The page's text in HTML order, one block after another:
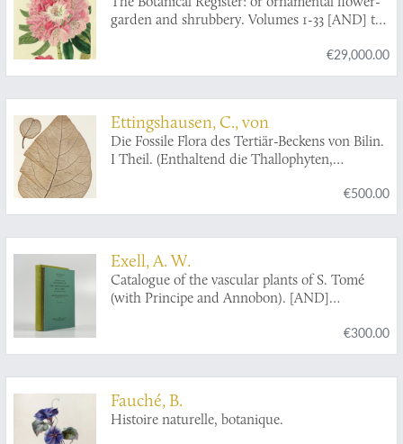
garden and shrubbery. Volumes 1-33 [AND] the
index and sketch of the vegetation of the Swan
river colony in Australia. [All published].
€29,000.00
Ettingshausen, C., von
Die Fossile Flora des Tertiär-Beckens von Bilin.
I Theil. (Enthaltend die Thallophyten,
Monokotyledonen, Coniferen, Julifloren und
Oleraceen).
€500.00
Exell, A. W.
Catalogue of the vascular plants of S. Tomé
(with Principe and Annobon). [AND]
S. Tomé (with Principe and Annobon). [AND]
Corrected proof of the Supplement.
€300.00
Fauché, B.
Histoire naturelle, botanique.